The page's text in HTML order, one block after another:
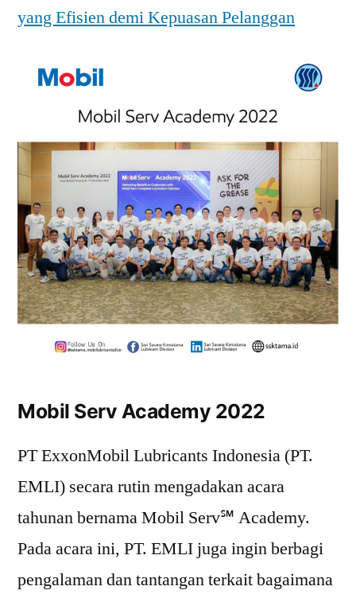
yang Efisien demi Kepuasan Pelanggan
Mobil Serv Academy 2022
PT ExxonMobil Lubricants Indonesia (PT.
EMLI) secara rutin mengadakan acara
tahunan bernama Mobil Serv℠ Academy.
Pada acara ini, PT. EMLI juga ingin berbagi
pengalaman dan tantangan terkait bagaimana